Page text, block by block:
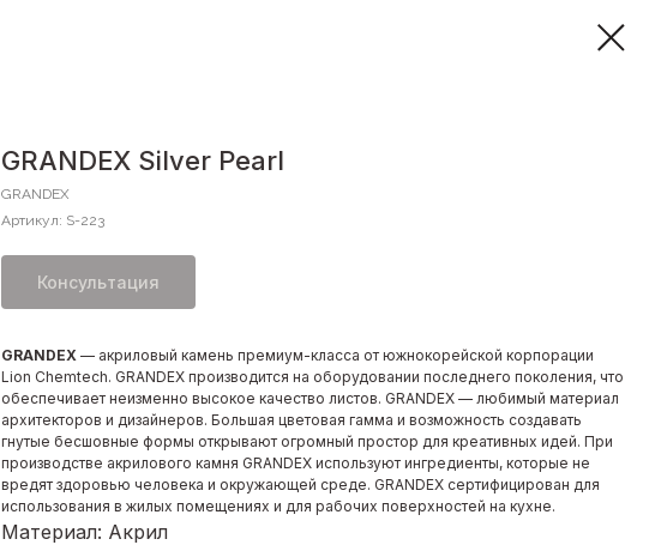
GRANDEX Silver Pearl
GRANDEX
Артикул: S-223
Консультация
GRANDEX — акриловый камень премиум-класса от южнокорейской корпорации
Lion Chemtech. GRANDEX производится на оборудовании последнего поколения, что
обеспечивает неизменно высокое качество листов. GRANDEX — любимый материал
архитекторов и дизайнеров. Большая цветовая гамма и возможность создавать
гнутые бесшовные формы открывают огромный простор для креативных идей. При
производстве акрилового камня GRANDEX используют ингредиенты, которые не
вредят здоровью человека и окружающей среде. GRANDEX сертифицирован для
использования в жилых помещениях и для рабочих поверхностей на кухне.
Материал: Акрил